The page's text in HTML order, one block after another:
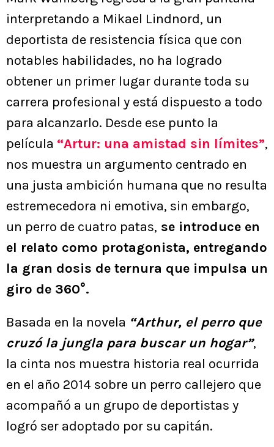
interpretando a Mikael Lindnord, un
deportista de resistencia física que con
notables habilidades, no ha logrado
obtener un primer lugar durante toda su
carrera profesional y está dispuesto a todo
para alcanzarlo. Desde ese punto la
película “Artur: una amistad sin límites”,
nos muestra un argumento centrado en
una justa ambición humana que no resulta
estremecedora ni emotiva, sin embargo,
un perro de cuatro patas, se introduce en
el relato como protagonista, entregando
la gran dosis de ternura que impulsa un
giro de 360°.
Basada en la novela “Arthur, el perro que
cruzó la jungla para buscar un hogar”,
la cinta nos muestra historia real ocurrida
en el año 2014 sobre un perro callejero que
acompañó a un grupo de deportistas y
logró ser adoptado por su capitán.